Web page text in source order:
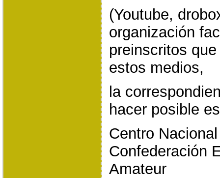
(Youtube,
organización
preinscritos
estos medios,
la
hacer posible
Centro
Confederación
Amateur